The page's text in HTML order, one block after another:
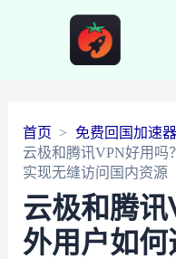
首页
免费回国加速器
云极和腾讯VPN好用吗
实现无缝访问国内资源
云极和腾
外用户如